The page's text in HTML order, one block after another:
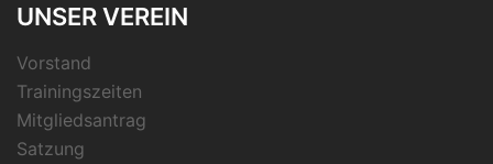
UNSER VEREIN
Vorstand
Trainingszeiten
Mitgliedsantrag
Satzung